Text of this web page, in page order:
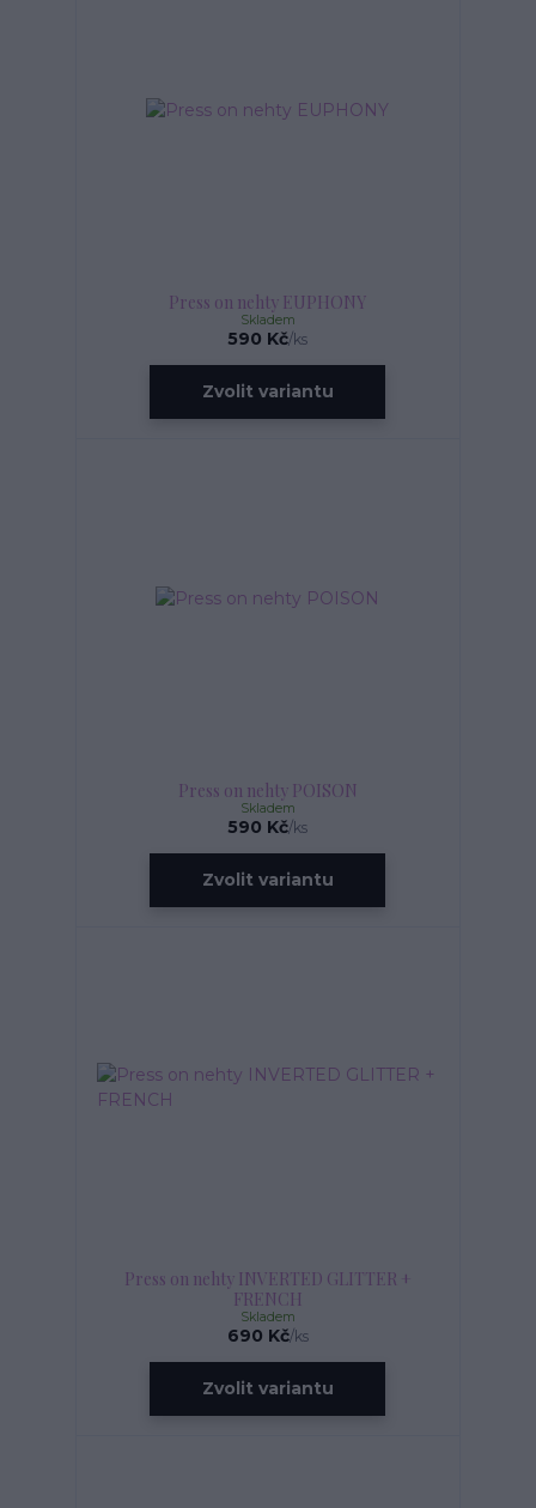
Press on nehty EUPHONY
590 Kč/ks
Skladem
Zvolit variantu
Press on nehty POISON
590 Kč/ks
Skladem
Zvolit variantu
Press on nehty INVERTED GLITTER +
FRENCH
690 Kč/ks
Skladem
Zvolit variantu